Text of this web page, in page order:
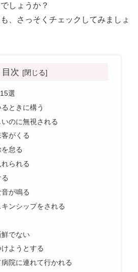
しょうか？
、さっそくチェックしてみましょ
目次
選
ときに構う
のに無視される
がくる
怠る
られる
が鳴る
ンシップをされる
でない
ようとする
院に連れて行かれる